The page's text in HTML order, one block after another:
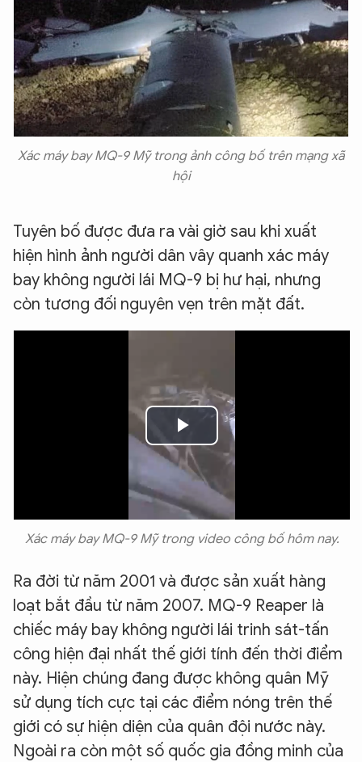
Xác máy bay MQ-9 Mỹ trong ảnh công bố trên mạng xã
hội
Tuyên bố được đưa ra vài giờ sau khi xuất
hiện hình ảnh người dân vây quanh xác máy
bay không người lái MQ-9 bị hư hại, nhưng
còn tương đối nguyên vẹn trên mặt đất.
Play
Video
Xác máy bay MQ-9 Mỹ trong video công bố hôm nay.
Ra đời từ năm 2001 và được sản xuất hàng
loạt bắt đầu từ năm 2007. MQ-9 Reaper là
chiếc máy bay không người lái trinh sát-tấn
công hiện đại nhất thế giới tính đến thời điểm
này. Hiện chúng đang được không quân Mỹ
sử dụng tích cực tại các điểm nóng trên thế
giới có sự hiện diện của quân đội nước này.
Ngoài ra còn một số quốc gia đồng minh của